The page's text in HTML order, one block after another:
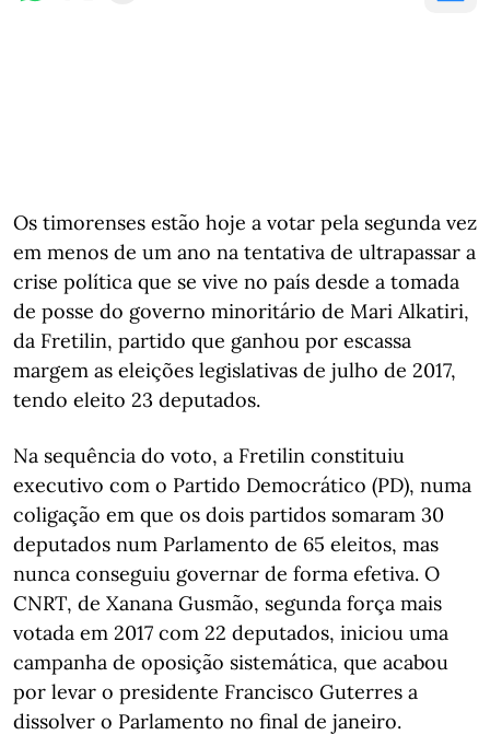
Os timorenses estão hoje a votar pela segunda vez
em menos de um ano na tentativa de ultrapassar a
crise política que se vive no país desde a tomada
de posse do governo minoritário de Mari Alkatiri,
da Fretilin, partido que ganhou por escassa
margem as eleições legislativas de julho de 2017,
tendo eleito 23 deputados.
Na sequência do voto, a Fretilin constituiu
executivo com o Partido Democrático (PD), numa
coligação em que os dois partidos somaram 30
deputados num Parlamento de 65 eleitos, mas
nunca conseguiu governar de forma efetiva. O
CNRT, de Xanana Gusmão, segunda força mais
votada em 2017 com 22 deputados, iniciou uma
campanha de oposição sistemática, que acabou
por levar o presidente Francisco Guterres a
dissolver o Parlamento no final de janeiro.